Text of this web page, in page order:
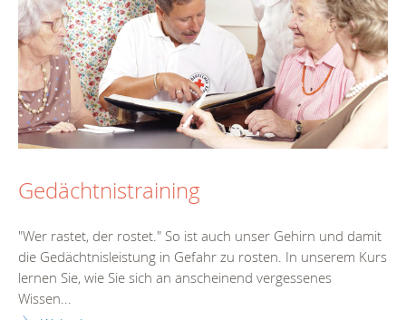
Gedächtnistraining
"Wer rastet, der rostet." So ist auch unser Gehirn und damit
die Gedächtnisleistung in Gefahr zu rosten. In unserem Kurs
lernen Sie, wie Sie sich an anscheinend vergessenes
Wissen...